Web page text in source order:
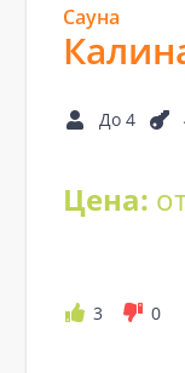
Сауна
До 4
Цена:
3 0